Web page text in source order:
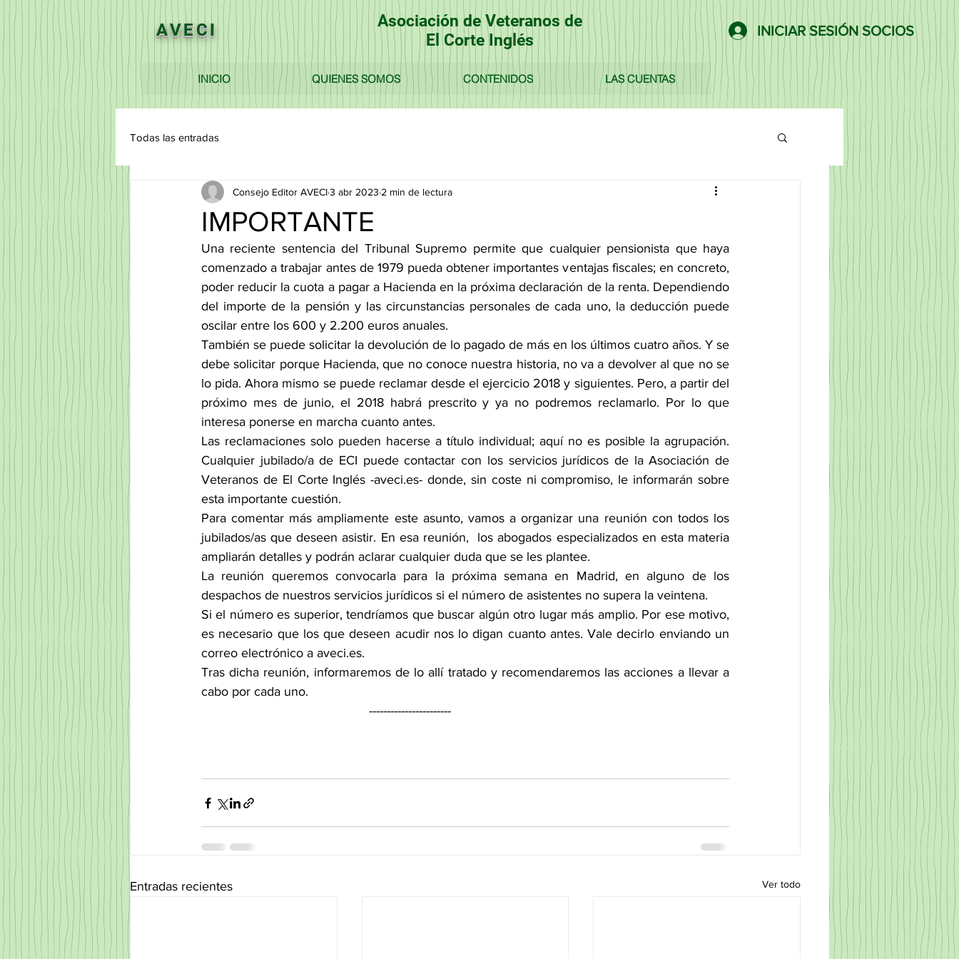
AVECI
Asociación de Veteranos de
El Corte Inglés
INICIAR SESIÓN SOCIOS
INICIO QUIENES SOMOS CONTENIDOS LAS CUENTAS
Todas las entradas
IMPORTANTE
Consejo Editor AVECI3 abr 2023 2 min de lectura
Una reciente sentencia del Tribunal Supremo permite que cualquier pensionista que haya
comenzado a trabajar antes de 1979 pueda obtener importantes ventajas fiscales; en concreto,
poder reducir la cuota a pagar a Hacienda en la próxima declaración de la renta. Dependiendo
del importe de la pensión y las circunstancias personales de cada uno, la deducción puede
oscilar entre los 600 y 2.200 euros anuales.
También se puede solicitar la devolución de lo pagado de más en los últimos cuatro años. Y se
debe solicitar porque Hacienda, que no conoce nuestra historia, no va a devolver al que no se
lo pida. Ahora mismo se puede reclamar desde el ejercicio 2018 y siguientes. Pero, a partir del
próximo mes de junio, el 2018 habrá prescrito y ya no podremos reclamarlo. Por lo que
interesa ponerse en marcha cuanto antes.
Las reclamaciones solo pueden hacerse a título individual; aquí no es posible la agrupación.
Cualquier jubilado/a de ECI puede contactar con los servicios jurídicos de la Asociación de
Veteranos de El Corte Inglés -aveci.es- donde, sin coste ni compromiso, le informarán sobre
esta importante cuestión.
Para comentar más ampliamente este asunto, vamos a organizar una reunión con todos los
jubilados/as que deseen asistir. En esa reunión,  los abogados especializados en esta materia
ampliarán detalles y podrán aclarar cualquier duda que se les plantee.
La reunión queremos convocarla para la próxima semana en Madrid, en alguno de los
despachos de nuestros servicios jurídicos si el número de asistentes no supera la veintena.
Si el número es superior, tendríamos que buscar algún otro lugar más amplio. Por ese motivo,
es necesario que los que deseen acudir nos lo digan cuanto antes. Vale decirlo enviando un
correo electrónico a aveci.es.
Tras dicha reunión, informaremos de lo allí tratado y recomendaremos las acciones a llevar a
cabo por cada uno.
                                               -----------------------
Entradas recientes Ver todo